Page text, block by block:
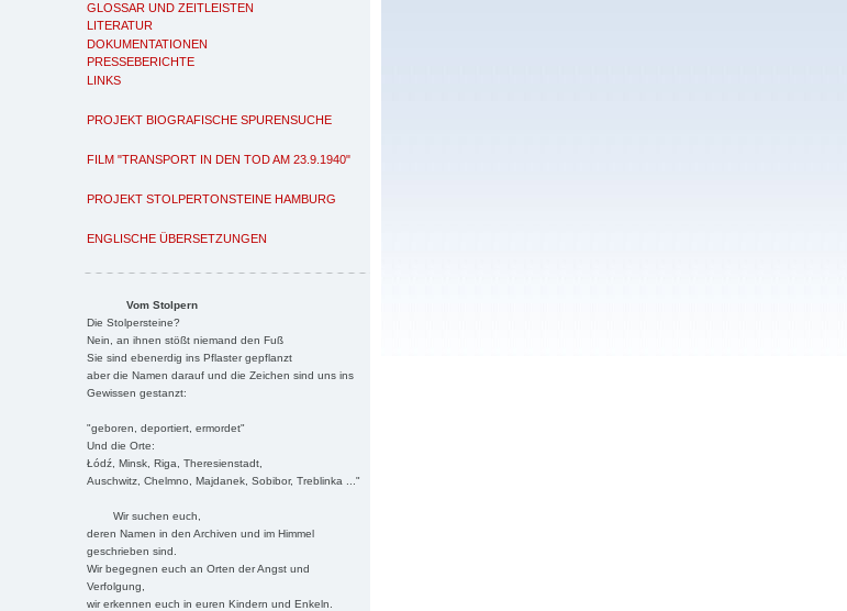
GLOSSAR UND ZEITLEISTEN
LITERATUR
DOKUMENTATIONEN
PRESSEBERICHTE
LINKS
PROJEKT BIOGRAFISCHE SPURENSUCHE
FILM "TRANSPORT IN DEN TOD AM 23.9.1940"
PROJEKT STOLPERTONSTEINE HAMBURG
ENGLISCHE ÜBERSETZUNGEN
Vom Stolpern
Die Stolpersteine?
Nein, an ihnen stößt niemand den Fuß
Sie sind ebenerdig ins Pflaster gepflanzt
aber die Namen darauf und die Zeichen sind uns ins
Gewissen gestanzt:
"geboren, deportiert, ermordet"
Und die Orte:
Łódź, Minsk, Riga, Theresienstadt,
Auschwitz, Chelmno, Majdanek, Sobibor, Treblinka ..."
Wir suchen euch,
deren Namen in den Archiven und im Himmel
geschrieben sind.
Wir begegnen euch an Orten der Angst und
Verfolgung,
wir erkennen euch in euren Kindern und Enkeln.